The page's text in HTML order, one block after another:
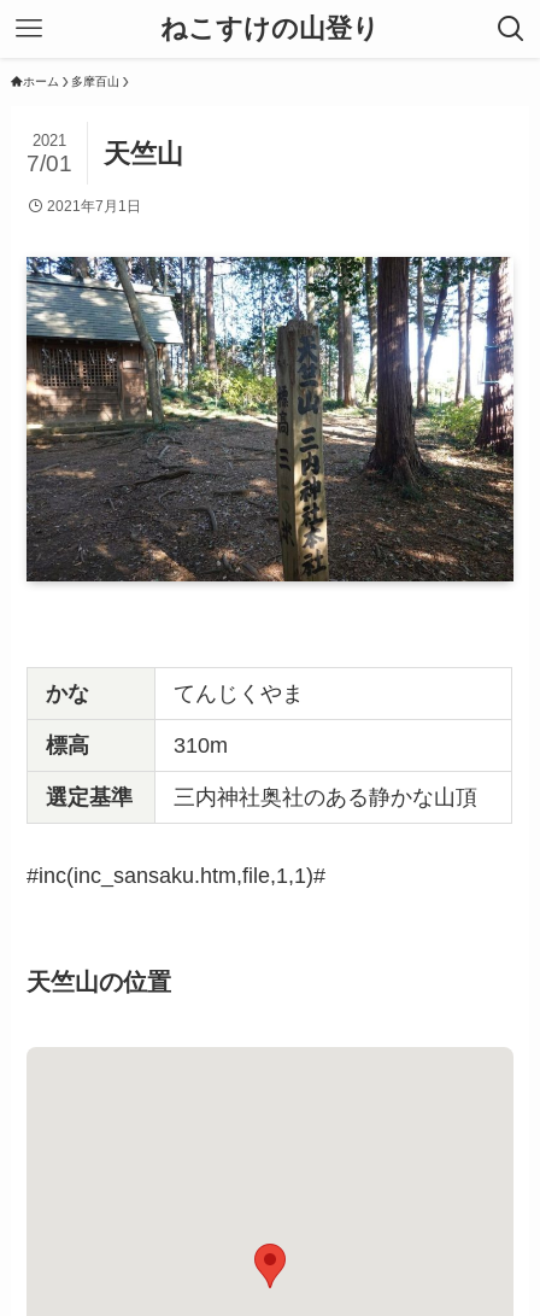
ねこすけの山登り
ホーム 多摩百山
天竺山
2021
7/01
2021年7月1日
かな てんじくやま
標高 310m
選定基準 三内神社奥社のある静かな山頂
#inc(inc_sansaku.htm,file,1,1)#
天竺山の位置